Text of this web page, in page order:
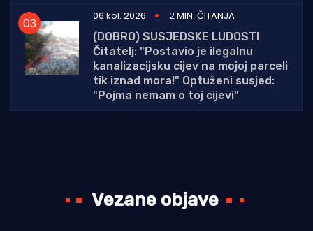
06 kol. 2026
2 MIN. ČITANJA
(DOBRO) SUSJEDSKE LUDOSTI
Čitatelj: "Postavio je ilegalnu
kanalizacijsku cijev na mojoj parceli
tik iznad mora!" Optuženi susjed:
"Pojma nemam o toj cijevi"
Vezane objave